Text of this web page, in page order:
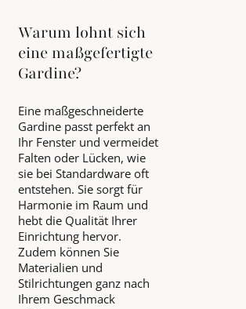
Warum lohnt sich
eine maßgefertigte
Gardine?
Eine maßgeschneiderte
Gardine passt perfekt an
Ihr Fenster und vermeidet
Falten oder Lücken, wie
sie bei Standardware oft
entstehen. Sie sorgt für
Harmonie im Raum und
hebt die Qualität Ihrer
Einrichtung hervor.
Zudem können Sie
Materialien und
Stilrichtungen ganz nach
Ihrem Geschmack